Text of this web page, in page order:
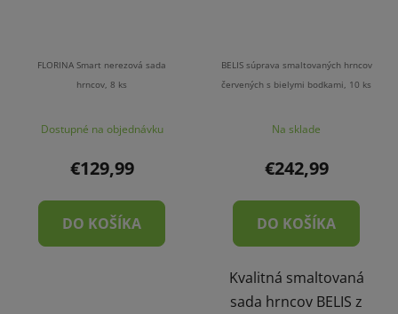
FLORINA Smart nerezová sada
hrncov, 8 ks
Dostupné na objednávku
€129,99
DO KOŠÍKA
BELIS súprava smaltovaných hrncov
červených s bielymi bodkami, 10 ks
Na sklade
€242,99
DO KOŠÍKA
Kvalitná smaltovaná
sada hrncov BELIS z